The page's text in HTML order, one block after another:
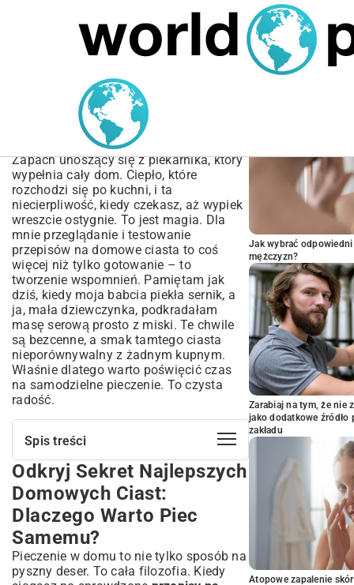
MARIUSZ ŁAMAGA 06.10.2025
Przepisy na domowe
ciasta | Poradnik i
inspiracje krok po kroku
Zapach unoszący się z piekarnika, który
wypełnia cały dom. Ciepło, które
rozchodzi się po kuchni, i ta
niecierpliwość, kiedy czekasz, aż wypiek
wreszcie ostygnie. To jest magia. Dla
mnie przeglądanie i testowanie
przepisów na domowe ciasta to coś
więcej niż tylko gotowanie – to
tworzenie wspomnień. Pamiętam jak
dziś, kiedy moja babcia piekła sernik, a
ja, mała dziewczynka, podkradałam
masę serową prosto z miski. Te chwile
są bezcenne, a smak tamtego ciasta
nieporównywalny z żadnym kupnym.
Właśnie dlatego warto poświęcić czas
na samodzielne pieczenie. To czysta
radość.
Spis treści
Odkryj Sekret Najlepszych Domowych
Ciast: Dlaczego Warto Piec Samemu?
Zalety Pieczenia Ciast w Domu: Smak,
Zapach i Wspomnienia
Jakie Składniki Wybrać, Aby Ciasto Było
Idealne?
Rodzaje Domowych Ciast: Od Klasyki po
Nowoczesne Wariacje
Odkryj Sekret Najlepszych
Domowych Ciast:
Dlaczego Warto Piec
Samemu?
Pieczenie w domu to nie tylko sposób na
pyszny deser. To cała filozofia. Kiedy
Jak wybrać
mężczyzn?
Zarabiaj na tym, że nie
jako dodatkowe
zakładu
Atopowe zapalenie